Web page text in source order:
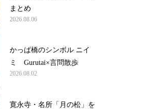
まとめ
2026.08.06
かっぱ橋のシンボル ニイ
ミ Gurutai×言問散歩
2026.08.02
寛永寺・名所「月の松」を